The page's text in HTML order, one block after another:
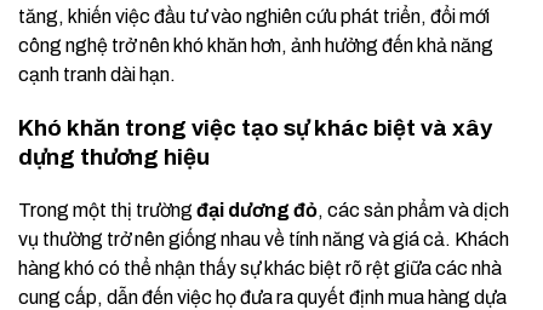
tăng, khiến việc đầu tư vào nghiên cứu phát triển, đổi mới
công nghệ trở nên khó khăn hơn, ảnh hưởng đến khả năng
cạnh tranh dài hạn.
Khó khăn trong việc tạo sự khác biệt và xây
dựng thương hiệu
Trong một thị trường đại dương đỏ, các sản phẩm và dịch
vụ thường trở nên giống nhau về tính năng và giá cả. Khách
hàng khó có thể nhận thấy sự khác biệt rõ rệt giữa các nhà
cung cấp, dẫn đến việc họ đưa ra quyết định mua hàng dựa